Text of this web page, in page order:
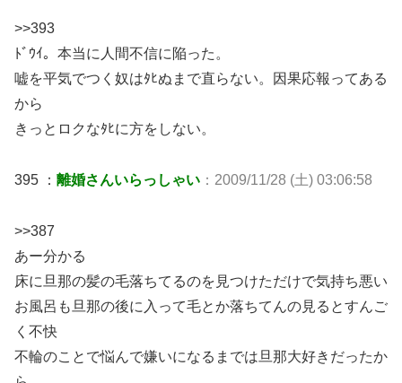
>>393
ﾄﾞｳｲ。本当に人間不信に陥った。
嘘を平気でつく奴はﾀﾋぬまで直らない。因果応報ってある
から
きっとロクなﾀﾋに方をしない。
395 ： 離婚さんいらっしゃい ：2009/11/28 (土) 03:06:58
>>387
あー分かる
床に旦那の髪の毛落ちてるのを見つけただけで気持ち悪い
お風呂も旦那の後に入って毛とか落ちてんの見るとすんご
く不快
不輪のことで悩んで嫌いになるまでは旦那大好きだったか